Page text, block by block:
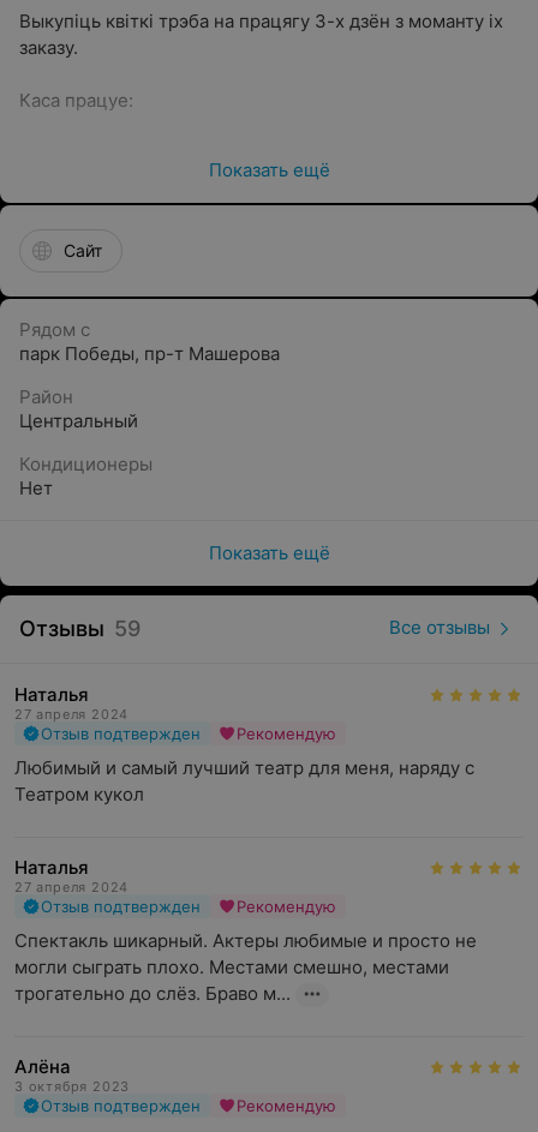
Выкупіць квіткі трэба на працягу 3-х дзён з моманту іх
заказу.
Каса працуе:
З 1.10 па 30.04 аўт.-нядз. з 14.00 да 19.00.
Показать ещё
Сайт
Рядом с
парк Победы, пр-т Машерова
Район
Центральный
Кондиционеры
Нет
Показать ещё
Отзывы 59 Все отзывы
Наталья
27 апреля 2024
Отзыв подтвержден Рекомендую
Любимый и самый лучший театр для меня, наряду с
Театром кукол
Наталья
27 апреля 2024
Отзыв подтвержден Рекомендую
Спектакль шикарный. Актеры любимые и просто не
могли сыграть плохо. Местами смешно, местами
трогательно до слёз. Браво м...
Алёна
3 октября 2023
Отзыв подтвержден Рекомендую